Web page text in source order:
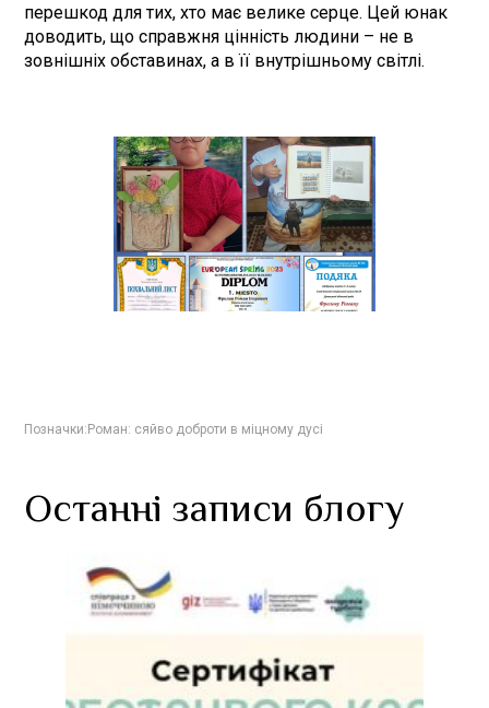
перешкод для тих, хто має велике серце. Цей юнак
доводить, що справжня цінність людини – не в
зовнішніх обставинах, а в її внутрішньому світлі.
Позначки:Роман: сяйво доброти в міцному дусі
Останні записи блогу